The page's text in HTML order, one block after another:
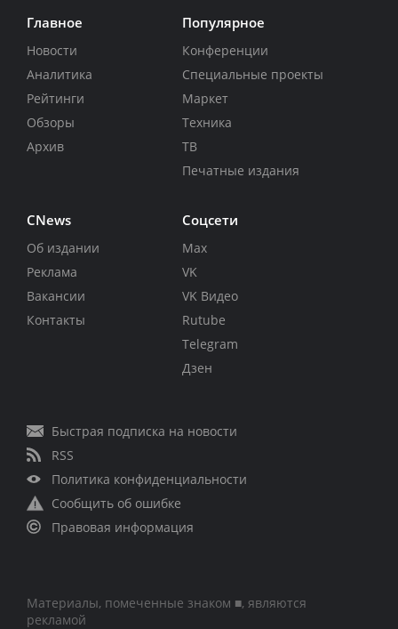
Главное
Новости
Аналитика
Рейтинги
Обзоры
Архив
Популярное
Конференции
Специальные проекты
Маркет
Техника
ТВ
Печатные издания
CNews
Об издании
Реклама
Вакансии
Контакты
Соцсети
Max
VK
VK Видео
Rutube
Telegram
Дзен
Быстрая подписка на новости
RSS
Политика конфиденциальности
Сообщить об ошибке
Правовая информация
Материалы, помеченные знаком ■, являются
рекламой